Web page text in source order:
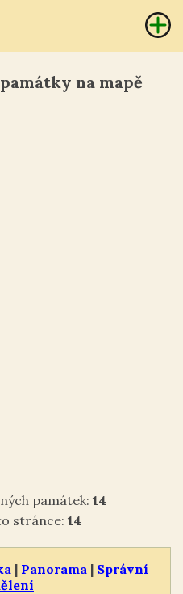
na mapě
památek: 14
stránce: 14
| Panorama | Správní